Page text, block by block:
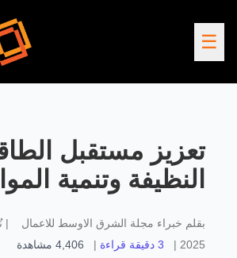
☰
تعزيز مستقبل
النظيفة وتنمية
بقلم خبراء مجلة الشرق الاوسط للاعمال |
2025
| 3 دقيقة قراءة |
4,406 مشاهدة